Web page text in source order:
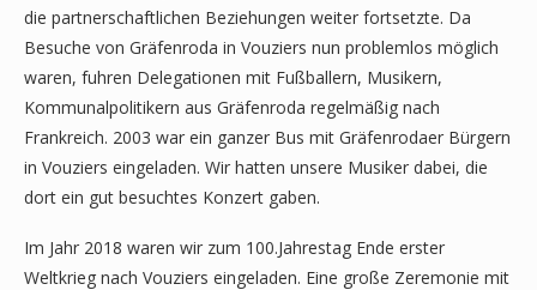
die partnerschaftlichen Beziehungen weiter fortsetzte. Da
Besuche von Gräfenroda in Vouziers nun problemlos möglich
waren, fuhren Delegationen mit Fußballern, Musikern,
Kommunalpolitikern aus Gräfenroda regelmäßig nach
Frankreich. 2003 war ein ganzer Bus mit Gräfenrodaer Bürgern
in Vouziers eingeladen. Wir hatten unsere Musiker dabei, die
dort ein gut besuchtes Konzert gaben.
Im Jahr 2018 waren wir zum 100.Jahrestag Ende erster
Weltkrieg nach Vouziers eingeladen. Eine große Zeremonie mit